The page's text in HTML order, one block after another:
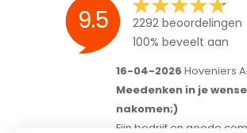
9.5
2292 beoordelingen
100% beveelt aan
16-04-2026 Hoveniers Arjo B.V.,
Meedenken in je wensen en
nakomen;)
Fijn bedrijf en goede